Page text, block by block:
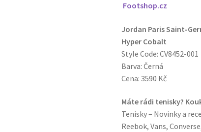
Footshop.cz
Jordan Paris Saint-
Hyper Cobalt
Style Code: CV8452-001
Barva: Černá
Cena: 3590 Kč
Máte rádi tenisky?
Tenisky – Novinky a
Reebok, Vans,